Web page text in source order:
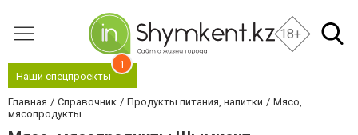
18+
Наши спецпроекты
1
Главная Справочник Продукты питания, напитки
Мясо,
мясопродукты